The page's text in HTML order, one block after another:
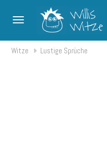
Toggle navigation
Witze Lustige Sprüche